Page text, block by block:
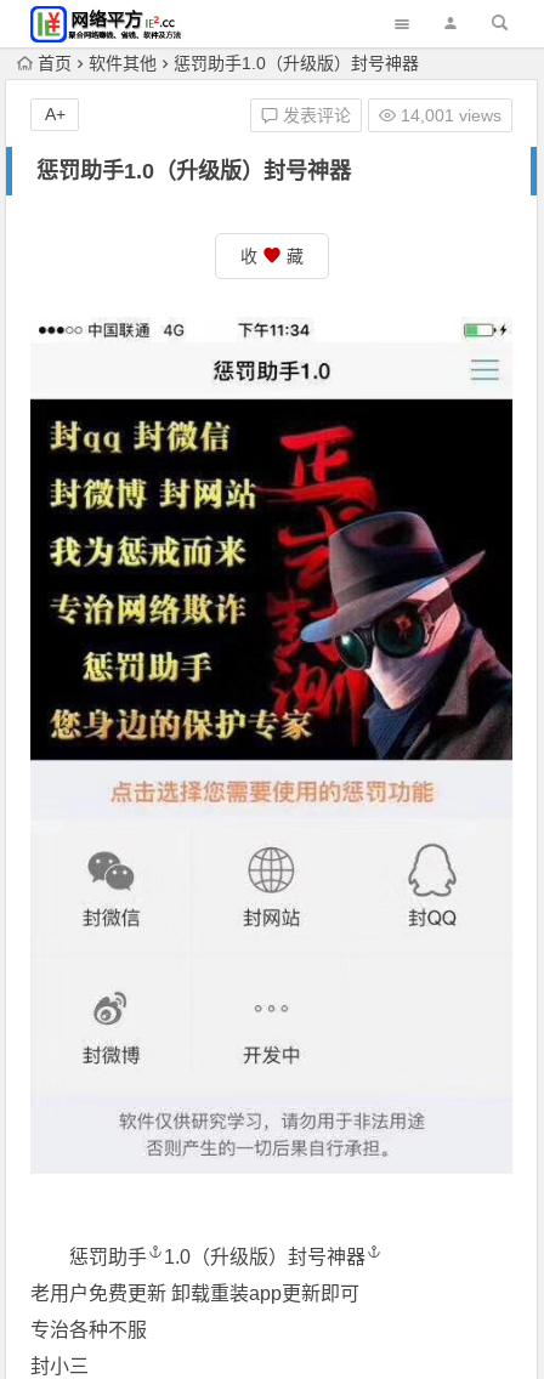
首页 软件其他 惩罚助手1.0（升级版）封号神器
惩罚助手1.0（升级版）封号神器
发表评论 14,001 views
A+
收 藏
惩罚助手 1.0（升级版）封号神器
老用户免费更新 卸载重装app更新即可
专治各种不服
封小三